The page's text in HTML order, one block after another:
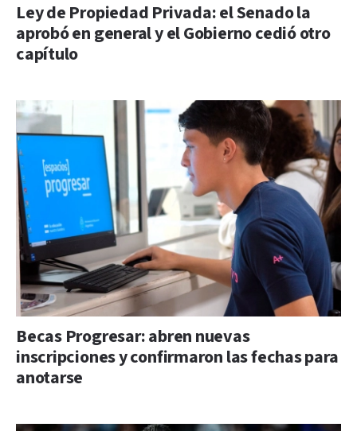
Ley de Propiedad Privada: el Senado la
aprobó en general y el Gobierno cedió otro
capítulo
Becas Progresar: abren nuevas
inscripciones y confirmaron las fechas para
anotarse